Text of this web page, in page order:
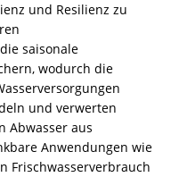
und Resilienz zu
saisonale
wodurch die
und verwerten
Abwasser aus
Anwendungen wie
Frischwasserverbrauch